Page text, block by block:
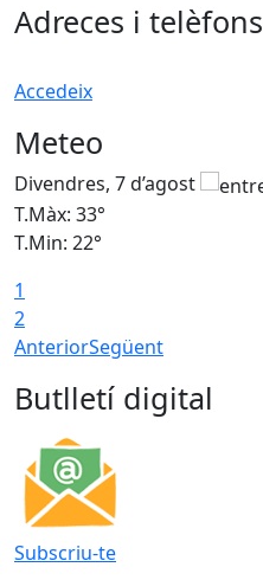
Adreces i telèfons
Accedeix
Meteo
Divendres, 7 d’agost
T.Màx: 33°
T.Min: 22°
1
2
AnteriorSegüent
Butlletí digital
Subscriu-te